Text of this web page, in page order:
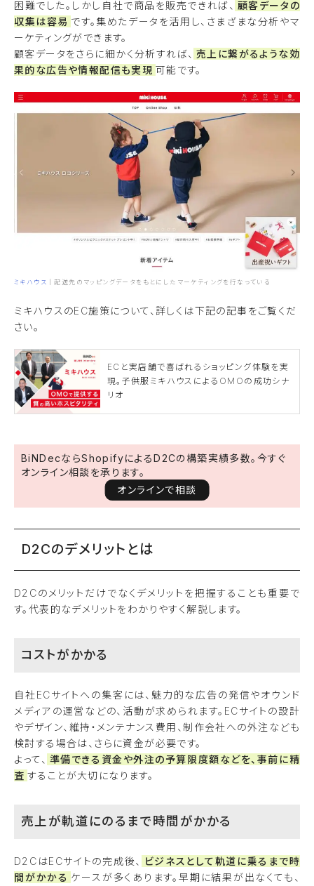
困難でした。しかし自社で商品を販売できれば、 顧客データの
収集は容易 です。集めたデータを活用し、さまざまな分析やマ
ーケティングができます。
顧客データをさらに細かく分析すれば、 売上に繋がるような効
果的な広告や情報配信も実現 可能です。
ミキハウス ｜配送先のマッピングデータをもとにしたマーケティングを行なっている
ミキハウスのEC施策について、詳しくは下記の記事をご覧くだ
さい。
ECと実店舗で喜ばれるショッピング体験を実
現。子供服ミキハウスによるOMOの成功シナ
リオ
BiNDecならShopifyによるD2Cの構築実績多数。今すぐ
オンライン相談を承ります。
オンラインで相談
D2Cのデメリットとは
D2Cのメリットだけでなくデメリットを把握することも重要で
す。代表的なデメリットをわかりやすく解説します。
コストがかかる
自社ECサイトへの集客には、魅力的な広告の発信やオウンド
メディアの運営などの、活動が求められます。ECサイトの設計
やデザイン、維持・メンテナンス費用、制作会社への外注なども
検討する場合は、さらに資金が必要です。
よって、 準備できる資金や外注の予算限度額などを、事前に精
査 することが大切になります。
売上が軌道にのるまで時間がかかる
D2CはECサイトの完成後、
ビジネスとして軌道に乗るまで時
間がかかる ケースが多くあります。早期に結果が出なくても、